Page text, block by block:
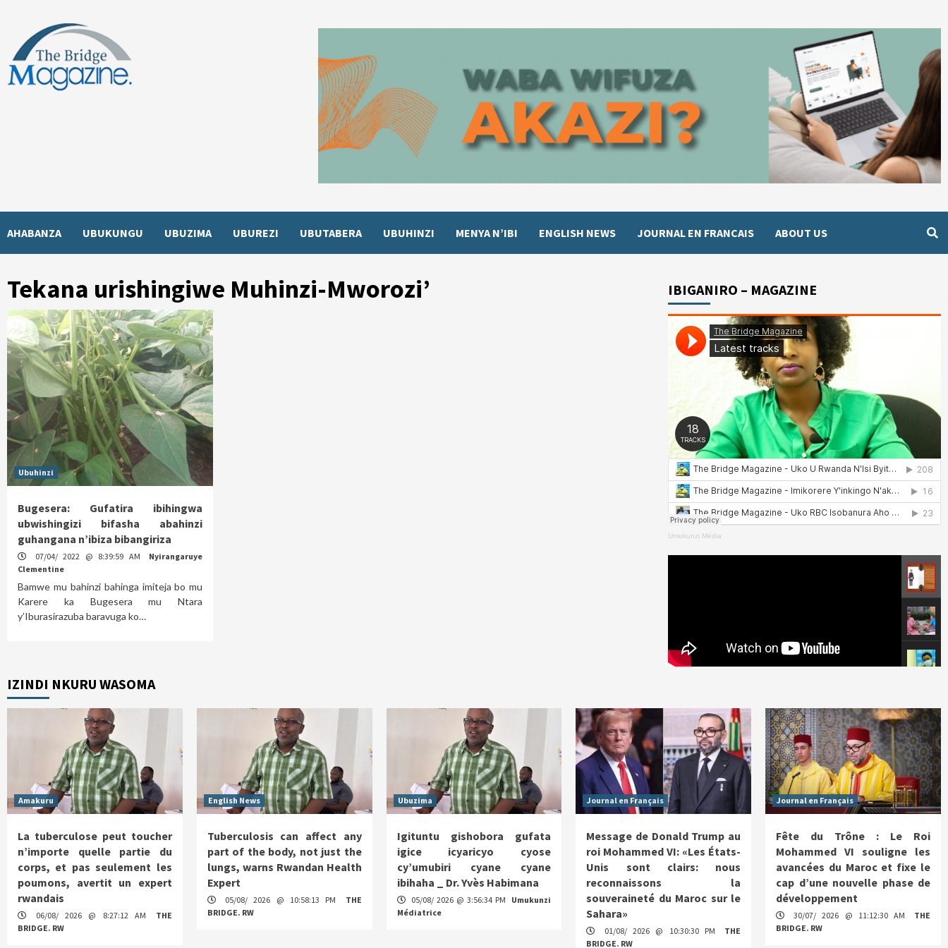
content
AHABANZA UBUKUNGU UBUZIMA UBUREZI UBUTABERA UBUHINZI MENYA N’IBI ENGLISH NEWS JOURNAL EN FRANCAIS ABOUT US
Tekana urishingiwe Muhinzi-Mworozi’
Ubuhinzi
Bugesera: Gufatira ibihingwa
ubwishingizi bifasha abahinzi
guhangana n’ibiza bibangiriza
07/04/ 2022 @ 8:39:59 AM
Nyirangaruye
Clementine
Bamwe mu bahinzi bahinga imiteja bo mu
Karere ka Bugesera mu Ntara
y’Iburasirazuba baravuga ko…
IBIGANIRO – MAGAZINE
Umukunzi Média
IZINDI NKURU WASOMA
Amakuru
La tuberculose peut toucher
n’importe quelle partie du
corps, et pas seulement les
poumons, avertit un expert
rwandais
06/08/ 2026 @ 8:27:12 AM
THE
BRIDGE. RW
English News
Tuberculosis can affect any
part of the body, not just the
lungs, warns Rwandan Health
Expert
05/08/ 2026 @ 10:58:13 PM
THE
BRIDGE. RW
Ubuzima
Igituntu gishobora gufata
igice icyaricyo cyose
cy’umubiri cyane cyane
ibihaha _ Dr. Yvès Habimana
05/08/ 2026 @ 3:56:34 PM
Umukunzi
Médiatrice
Journal en Français
Message de Donald Trump au
roi Mohammed VI: «Les États-
Unis sont clairs: nous
reconnaissons la
souveraineté du Maroc sur le
Sahara»
01/08/ 2026 @ 10:30:30 PM
THE
BRIDGE. RW
Journal en Français
Fête du Trône : Le Roi
Mohammed VI souligne les
avancées du Maroc et fixe le
cap d’une nouvelle phase de
développement
30/07/ 2026 @ 11:12:30 AM
THE
BRIDGE. RW